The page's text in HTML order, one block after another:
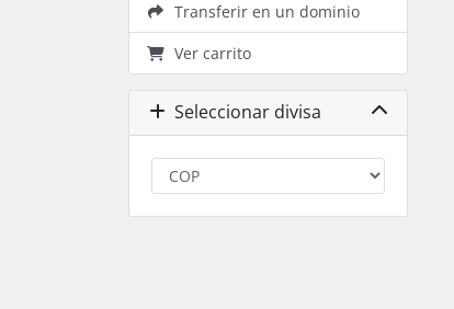
Transferir en un dominio
Ver carrito
Seleccionar divisa